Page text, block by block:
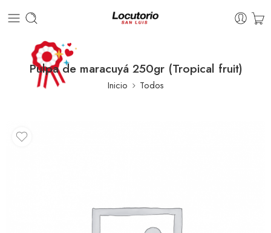
Pulpa de maracuyá 250gr (Tropical fruit)
Inicio Todos